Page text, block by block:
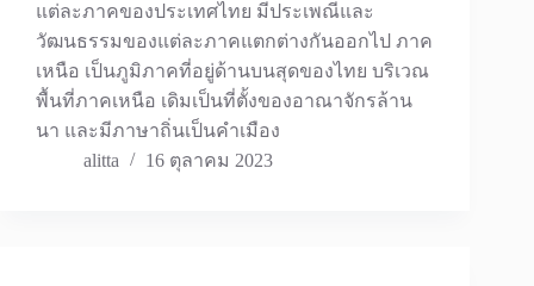
แต่ละภาคของประเทศไทย มีประเพณีและ
วัฒนธรรมของแต่ละภาคแตกต่างกันออกไป ภาค
เหนือ เป็นภูมิภาคที่อยู่ด้านบนสุดของไทย บริเวณ
พื้นที่ภาคเหนือ เดิมเป็นที่ตั้งของอาณาจักรล้าน
นา และมีภาษาถิ่นเป็นคำเมือง
alitta
16 ตุลาคม 2023